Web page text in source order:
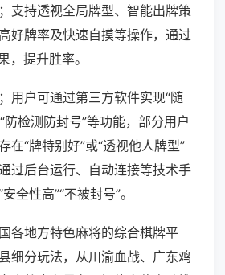
支持透视全局牌型、智能出牌策
好牌率及快速自摸等操作，通过
，提升胜率。
用户可通过第三方软件实现“随
防检测防封号”等功能，部分用户
在“牌特别好”或“透视他人牌型”
过后台运行、自动连接等技术手
全性高”“不被封号”。
各地方特色麻将的综合棋牌平
细分玩法，从川渝血战、广东鸡